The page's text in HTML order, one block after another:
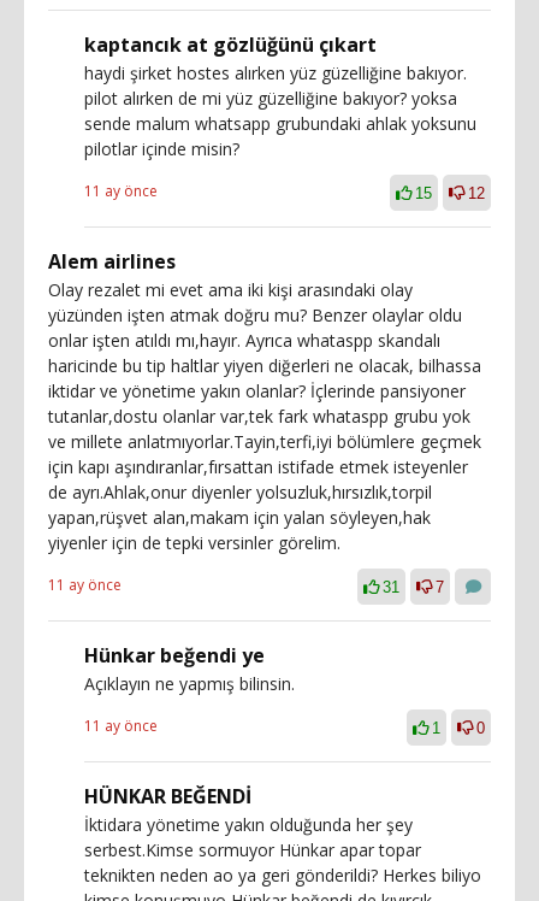
kaptancık at gözlüğünü çıkart
haydi şirket hostes alırken yüz güzelliğine bakıyor.
pilot alırken de mi yüz güzelliğine bakıyor? yoksa
sende malum whatsapp grubundaki ahlak yoksunu
pilotlar içinde misin?
11 ay önce 15 12
Alem airlines
Olay rezalet mi evet ama iki kişi arasındaki olay
yüzünden işten atmak doğru mu? Benzer olaylar oldu
onlar işten atıldı mı,hayır. Ayrıca whataspp skandalı
haricinde bu tip haltlar yiyen diğerleri ne olacak, bilhassa
iktidar ve yönetime yakın olanlar? İçlerinde pansiyoner
tutanlar,dostu olanlar var,tek fark whataspp grubu yok
ve millete anlatmıyorlar.Tayin,terfi,iyi bölümlere geçmek
için kapı aşındıranlar,fırsattan istifade etmek isteyenler
de ayrı.Ahlak,onur diyenler yolsuzluk,hırsızlık,torpil
yapan,rüşvet alan,makam için yalan söyleyen,hak
yiyenler için de tepki versinler görelim.
11 ay önce 31 7
Hünkar beğendi ye
Açıklayın ne yapmış bilinsin.
11 ay önce 1 0
HÜNKAR BEĞENDİ
İktidara yönetime yakın olduğunda her şey
serbest.Kimse sormuyor Hünkar apar topar
teknikten neden ao ya geri gönderildi? Herkes biliyo